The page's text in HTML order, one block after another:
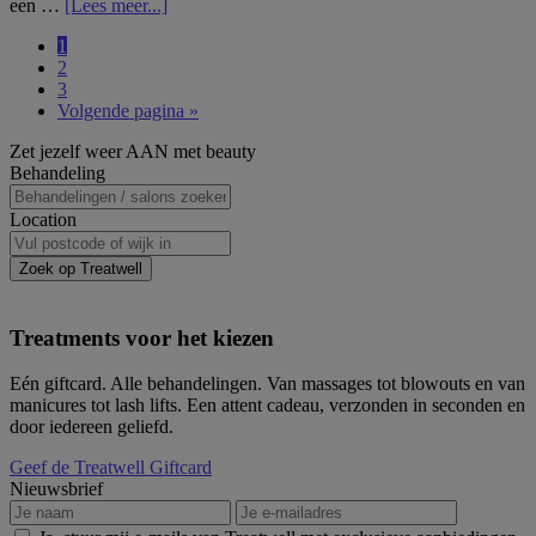
een … [Lees meer...]
stralende
Pagina
1
Pagina
2
Pagina
3
Ga
Volgende pagina »
Primaire
Sidebar
Zet jezelf weer AAN met beauty
Behandeling
Location
Zoek op Treatwell
Treatments voor het kiezen
Eén giftcard. Alle behandelingen. Van massages tot blowouts en van
manicures tot lash lifts. Een attent cadeau, verzonden in seconden en
door iedereen geliefd.
Geef de Treatwell Giftcard
Nieuwsbrief